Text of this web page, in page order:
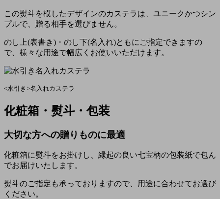
この熨斗を模したデザインのカステラは、ユニークかつシン
プルで、贈る相手を選びません。
のし上(表書き)・のし下(名入れ)ともにご指定できますの
で、様々な用途で幅広くお使いいただけます。
<水引き>名入れカステラ
化粧箱・熨斗・包装
大切な方への贈りものに最適
化粧箱に熨斗をお掛けし、縁起の良い七宝柄の包装紙で包ん
でお届けいたします。
熨斗のご指定も承っておりますので、用途に合わせてお選び
ください。